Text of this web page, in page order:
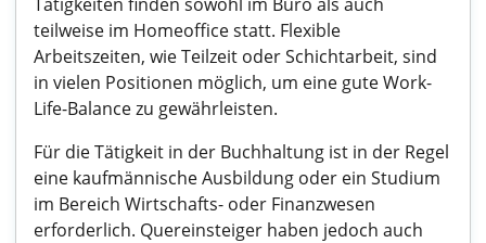
teilweise im Homeoffice statt. Flexible
Arbeitszeiten, wie Teilzeit oder Schichtarbeit, sind
in vielen Positionen möglich, um eine gute Work-
Life-Balance zu gewährleisten.
Für die Tätigkeit in der Buchhaltung ist in der Regel
eine kaufmännische Ausbildung oder ein Studium
im Bereich Wirtschafts- oder Finanzwesen
erforderlich. Quereinsteiger haben jedoch auch